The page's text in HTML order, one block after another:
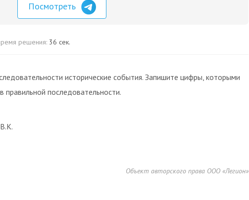
Посмотреть
решения: 36 сек.
исторические события. Запишите цифры, которыми
правильной последовательности.
Объект авторского права ООО «Легион»